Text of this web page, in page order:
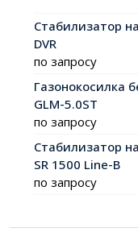
Стабилизатор
DVR
по запросу
Газонокосилка
GLM-5.0ST
по запросу
Стабилизатор
SR 1500 Line-B
по запросу